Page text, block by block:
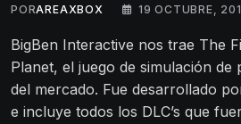
PORAREAXBOX 19 OCTUBRE,
BigBen Interactive nos trae The
Planet, el juego de simulación de
del mercado. Fue desarrollado
e incluye todos los DLC’s que